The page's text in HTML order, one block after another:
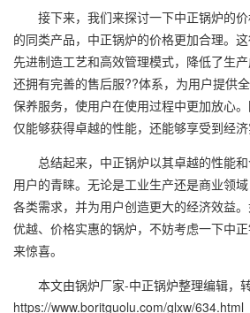
接下来，我们来探讨一下中正锅炉的
的同类产品，中正锅炉的价格更加合理。
先进制造工艺和高效管理模式，降低了生
还拥有完善的售后服??体系，为用户提供
保养服务，使用户在使用过程中更加放心
仅能够获得卓越的性能，还能够享受到经济
总结起来，中正锅炉以其卓越的性能
用户的青睐。无论是工业生产还是商业领
各类需求，并为用户创造更大的经济效益
优越、价格实惠的锅炉，不妨考虑一下中
来惊喜。
本文由锅炉厂家-中正锅炉整理编辑，
https://www.boritguolu.com/glxw/634.html